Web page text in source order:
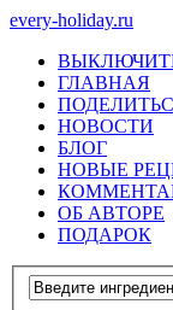
every-holiday.ru
ГЛАВНАЯ
НОВОСТИ
БЛОГ
НОВЫЕ
ОБ АВТОРЕ
ПОДАРОК